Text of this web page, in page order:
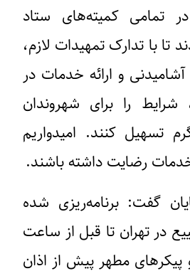
تمامی کمیته‌های ستاد
تا با تدارک تمهیدات لازم،
و ارائه خدمات در
شرایط را برای شهروندان
تسهیل کنند. امیدواریم
خدمات رضایت داشته باشند.
گفت: برنامه‌ریزی شده
در تهران تا قبل از ساعت
و پیکرهای مطهر پیش از اذان